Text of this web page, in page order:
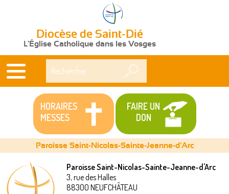
Diocèse de Saint-Dié
L'Église Catholique dans les Vosges
HORAIRES
MESSES
FAIRE UN
DON
Vous
Paroisse Saint-Nicolas-Sainte-Jeanne-d'Arc
Paroisse Saint-Nicolas-Sainte-Jeanne-d'Arc
3, rue des Halles
88300 NEUFCHÂTEAU